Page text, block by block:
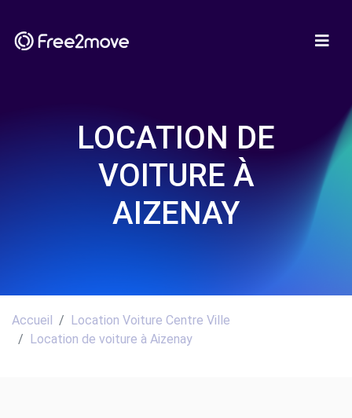
LOCATION DE
VOITURE À
AIZENAY
Accueil
Location Voiture Centre Ville
Location de voiture à Aizenay